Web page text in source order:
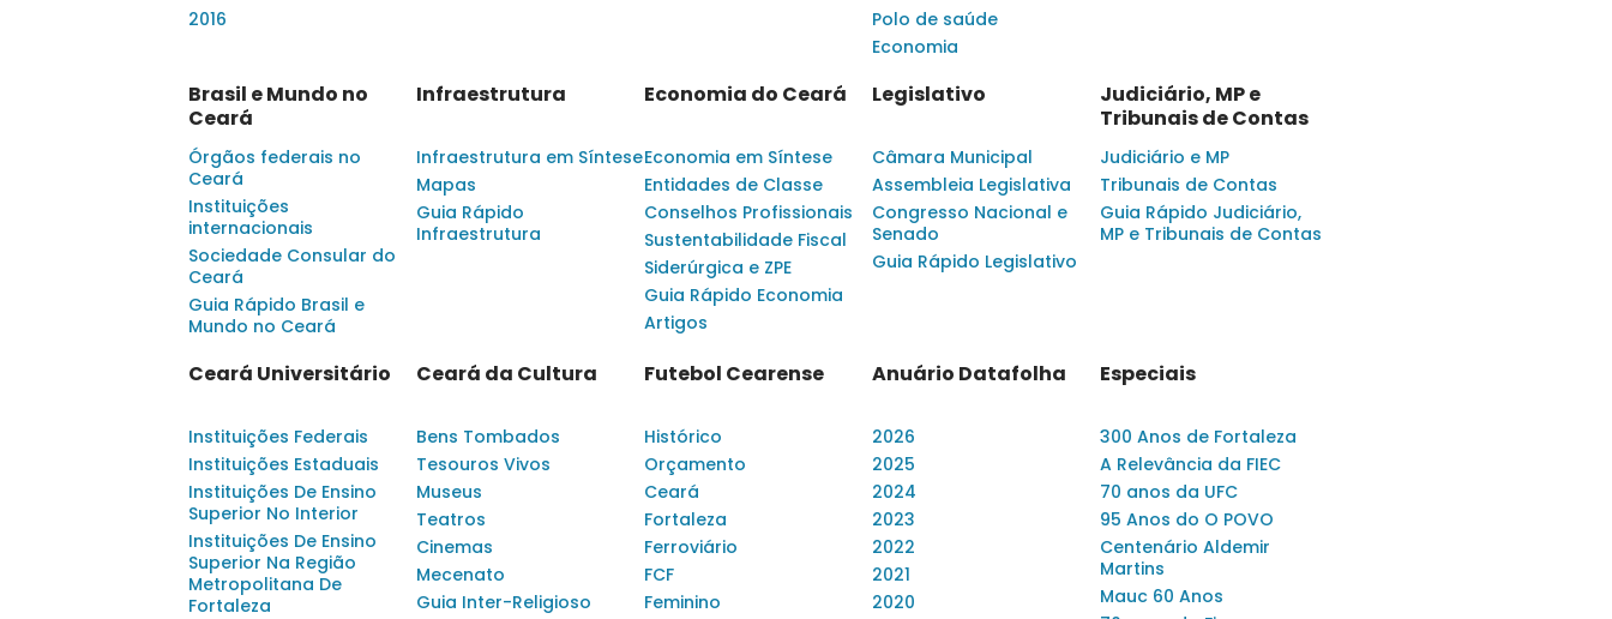
2016
Polo de saúde
Economia
Brasil e Mundo no
Ceará
Órgãos federais no
Ceará
Instituições
internacionais
Sociedade Consular do
Ceará
Guia Rápido Brasil e
Mundo no Ceará
Infraestrutura
Infraestrutura em Síntese
Mapas
Guia Rápido
Infraestrutura
Economia do Ceará
Economia em Síntese
Entidades de Classe
Conselhos Profissionais
Sustentabilidade Fiscal
Siderúrgica e ZPE
Guia Rápido Economia
Artigos
Legislativo
Câmara Municipal
Assembleia Legislativa
Congresso Nacional e
Senado
Guia Rápido Legislativo
Judiciário, MP e
Tribunais de Contas
Judiciário e MP
Tribunais de Contas
Guia Rápido Judiciário,
MP e Tribunais de Contas
Ceará Universitário
Instituições Federais
Instituições Estaduais
Instituições De Ensino
Superior No Interior
Instituições De Ensino
Superior Na Região
Metropolitana De
Fortaleza
Ceará da Cultura
Bens Tombados
Tesouros Vivos
Museus
Teatros
Cinemas
Mecenato
Guia Inter-Religioso
Futebol Cearense
Histórico
Orçamento
Ceará
Fortaleza
Ferroviário
FCF
Feminino
Anuário Datafolha
2026
2025
2024
2023
2022
2021
2020
Especiais
300 Anos de Fortaleza
A Relevância da FIEC
70 anos da UFC
95 Anos do O POVO
Centenário Aldemir
Martins
Mauc 60 Anos